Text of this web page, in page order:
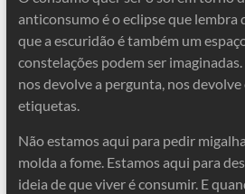
anticonsumo é o eclipse que lembra
que a escuridão é também um
constelações podem ser imaginadas.
nos devolve a pergunta, nos
etiquetas.
Não estamos aqui para pedir
molda a fome. Estamos aqui para
ideia de que viver é consumir. E